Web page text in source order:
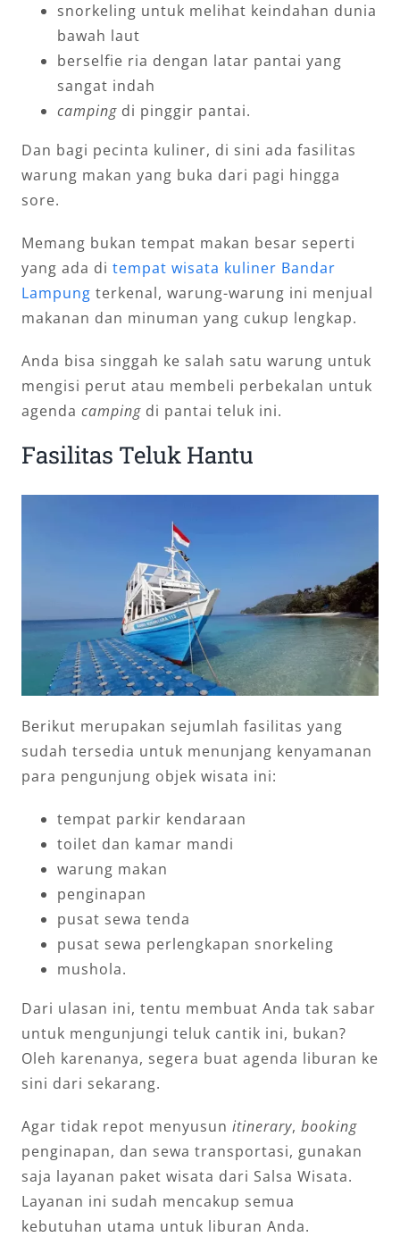
snorkeling untuk melihat keindahan dunia
bawah laut
berselfie ria dengan latar pantai yang
sangat indah
campingdi pinggir pantai.
Dan bagi pecinta kuliner, di sini ada fasilitas
warung makan yang buka dari pagi hingga
sore.
Memang bukan tempat makan besar seperti
yang ada di tempat wisata kuliner Bandar
Lampung terkenal, warung-warung ini menjual
makanan dan minuman yang cukup lengkap.
Anda bisa singgah ke salah satu warung untuk
mengisi perut atau membeli perbekalan untuk
agenda campingdi pantai teluk ini.
Fasilitas Teluk Hantu
Berikut merupakan sejumlah fasilitas yang
sudah tersedia untuk menunjang kenyamanan
para pengunjung objek wisata ini:
tempat parkir kendaraan
toilet dan kamar mandi
warung makan
penginapan
pusat sewa tenda
pusat sewa perlengkapan snorkeling
mushola.
Dari ulasan ini, tentu membuat Anda tak sabar
untuk mengunjungi teluk cantik ini, bukan?
Oleh karenanya, segera buat agenda liburan ke
sini dari sekarang.
Agar tidak repot menyusun itinerary, booking
penginapan, dan sewa transportasi, gunakan
saja layanan paket wisata dari Salsa Wisata.
Layanan ini sudah mencakup semua
kebutuhan utama untuk liburan Anda.